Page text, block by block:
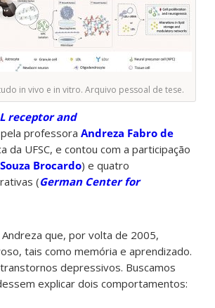
in vivo e in vitro. Arquivo pessoal de tese.
receptor and
professora Andreza Fabro de
UFSC, e contou com a participação
Brocardo) e quatro
(German Center for
que, por volta de 2005,
tais como memória e aprendizado.
depressivos. Buscamos
explicar dois comportamentos: